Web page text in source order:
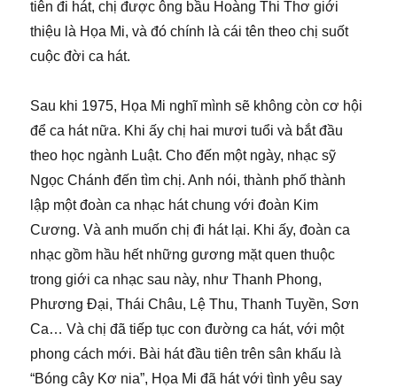
tiên đi hát, chị được ông bầu Hoàng Thi Thơ giới
thiệu là Họa Mi, và đó chính là cái tên theo chị suốt
cuộc đời ca hát.
Sau khi 1975, Họa Mi nghĩ mình sẽ không còn cơ hội
để ca hát nữa. Khi ấy chị hai mươi tuổi và bắt đầu
theo học ngành Luật. Cho đến một ngày, nhạc sỹ
Ngọc Chánh đến tìm chị. Anh nói, thành phố thành
lập một đoàn ca nhạc hát chung với đoàn Kim
Cương. Và anh muốn chị đi hát lại. Khi ấy, đoàn ca
nhạc gồm hầu hết những gương mặt quen thuộc
trong giới ca nhạc sau này, như Thanh Phong,
Phương Đại, Thái Châu, Lệ Thu, Thanh Tuyền, Sơn
Ca… Và chị đã tiếp tục con đường ca hát, với một
phong cách mới. Bài hát đầu tiên trên sân khấu là
“Bóng cây Kơ nia”, Họa Mi đã hát với tình yêu say